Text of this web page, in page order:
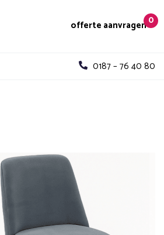
offerte aanvragen0
0187 – 76 40 80